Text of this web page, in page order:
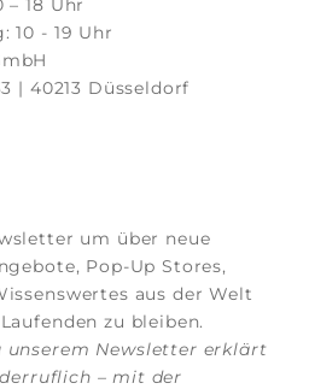
18 Uhr
10 - 19 Uhr
| 40213 Düsseldorf
um über neue
Pop-Up Stores,
aus der Welt
zu bleiben.
unserem Newsletter erklärt
– mit der